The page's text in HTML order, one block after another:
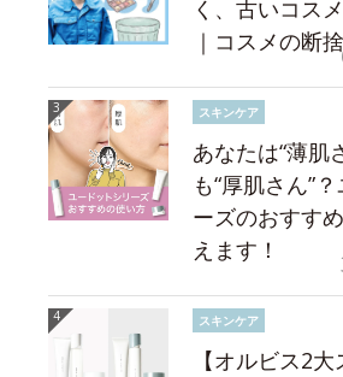
く、古いコス
｜コスメの断
スキンケア
あなたは“薄肌
も“厚肌さん”
ーズのおすす
えます！
スキンケア
【オルビス2